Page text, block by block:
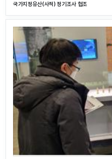
국가지정유산(사적) 정기조사 협조